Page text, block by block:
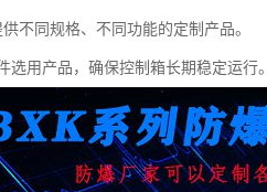
不同规格、不同功能的定制产品。
选用产品，确保控制箱长期稳定运行。